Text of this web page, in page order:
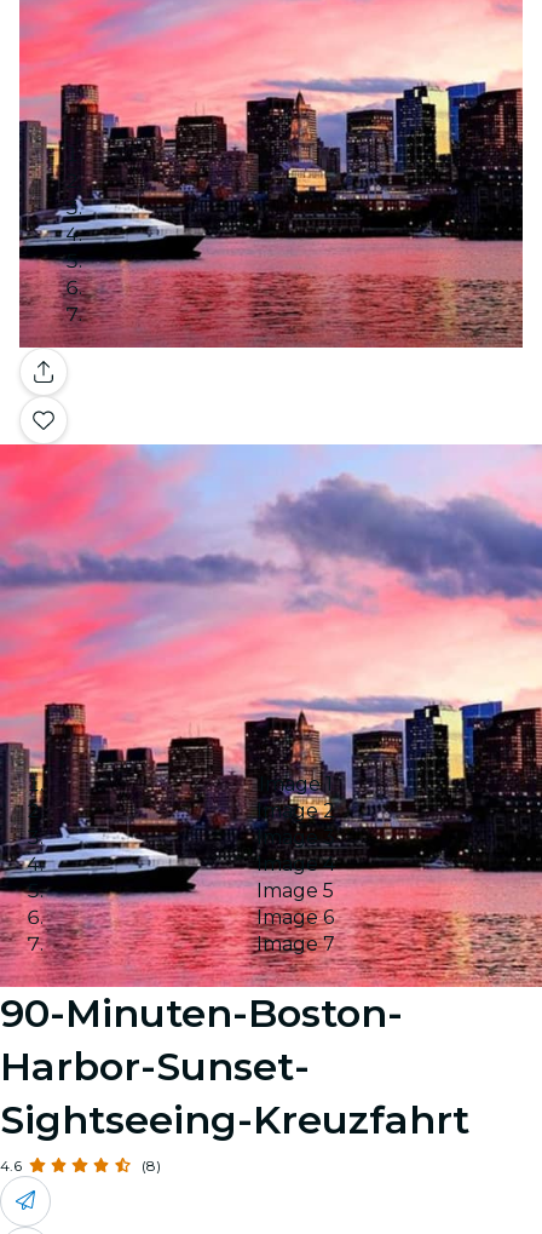
Galerie
Image 1
Image 2
Image 3
Image 4
Image 5
Image 6
Image 7
90-Minuten-Boston-
Harbor-Sunset-
Sightseeing-Kreuzfahrt
4.6 (8)